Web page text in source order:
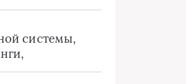
системы,